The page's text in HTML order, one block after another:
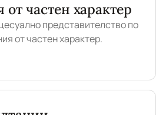
частен характер
представителство по
от частен характер.